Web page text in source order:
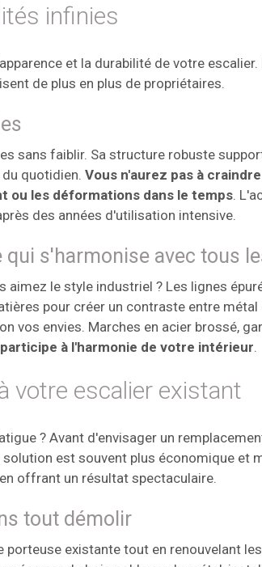
infinies
et la durabilité de votre escalier.
de plus en plus de propriétaires.
sans faiblir. Sa structure robuste
quotidien. Vous n'aurez pas à
ou les déformations dans le temps.
des années d'utilisation intensive.
s'harmonise avec tous
le style industriel ? Les lignes
pour créer un contraste entre métal
vos envies. Marches en acier brossé,
à l'harmonie de votre intérieur.
votre escalier existant
? Avant d'envisager un
est souvent plus économique et
offrant un résultat spectaculaire.
tout démolir
existante tout en renouvelant